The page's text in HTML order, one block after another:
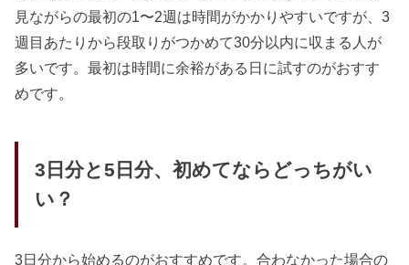
見ながらの最初の1〜2週は時間がかかりやすいですが、3
週目あたりから段取りがつかめて30分以内に収まる人が
多いです。最初は時間に余裕がある日に試すのがおすす
めです。
3日分と5日分、初めてならどっちがい
い？
3日分から始めるのがおすすめです。合わなかった場合の